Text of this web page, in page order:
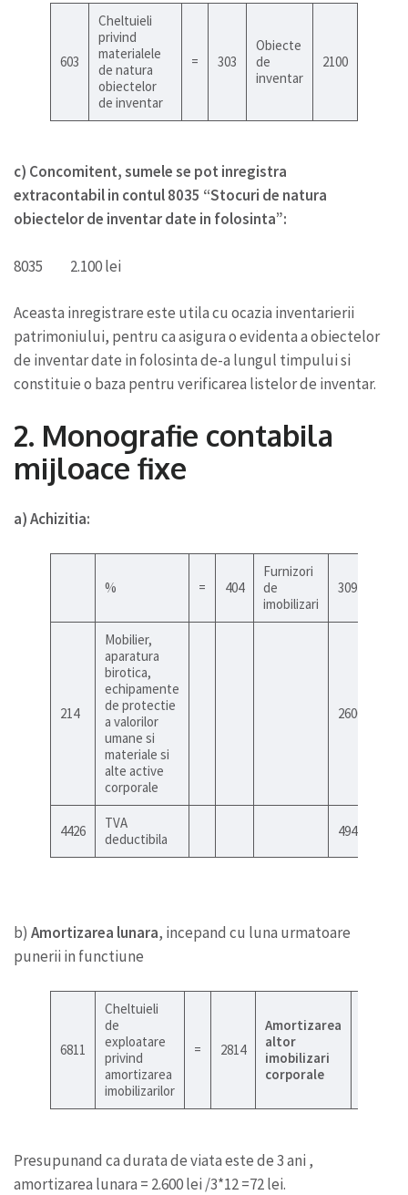
603
Cheltuieli
privind
materialele
de natura
obiectelor
de inventar
= 303
Obiecte
de
inventar
2100
c) Concomitent, sumele se pot inregistra
extracontabil in contul 8035 “Stocuri de natura
obiectelor de inventar date in folosinta”:
8035 2.100 lei
Aceasta inregistrare este utila cu ocazia inventarierii
patrimoniului, pentru ca asigura o evidenta a obiectelor
de inventar date in folosinta de-a lungul timpului si
constituie o baza pentru verificarea listelor de inventar.
2. Monografie contabila
mijloace fixe
a) Achizitia:
% = 404
Furnizori
de
imobilizari
3094
214
Mobilier,
aparatura
birotica,
echipamente
de protectie
a valorilor
umane si
materiale si
alte active
corporale
2600
4426
TVA
deductibila
494
b) Amortizarea lunara, incepand cu luna urmatoare
punerii in functiune
6811
Cheltuieli
de
exploatare
privind
amortizarea
imobilizarilor
= 2814
Amortizarea
altor
imobilizari
corporale
Presupunand ca durata de viata este de 3 ani ,
amortizarea lunara = 2.600 lei /3*12 =72 lei.